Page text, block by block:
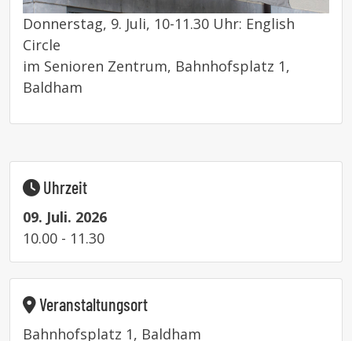
Donnerstag, 9. Juli, 10-11.30 Uhr: English
Circle
im Senioren Zentrum, Bahnhofsplatz 1,
Baldham
Uhrzeit
09. Juli. 2026
10.00 - 11.30
Veranstaltungsort
Bahnhofsplatz 1, Baldham